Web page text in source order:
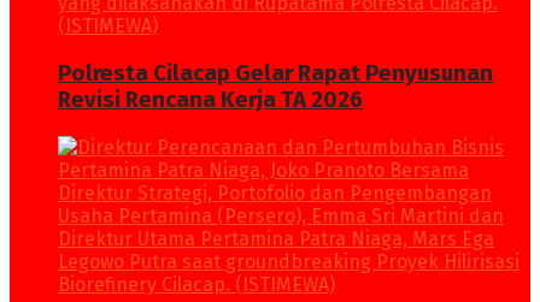
Polresta Cilacap Gelar Rapat Penyusunan
Revisi Rencana Kerja TA 2026